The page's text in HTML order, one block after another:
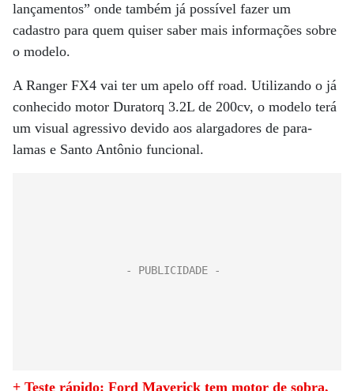
lançamentos” onde também já possível fazer um
cadastro para quem quiser saber mais informações sobre
o modelo.
A Ranger FX4 vai ter um apelo off road. Utilizando o já
conhecido motor Duratorq 3.2L de 200cv, o modelo terá
um visual agressivo devido aos alargadores de para-
lamas e Santo Antônio funcional.
+ Teste rápido: Ford Maverick tem motor de sobra,